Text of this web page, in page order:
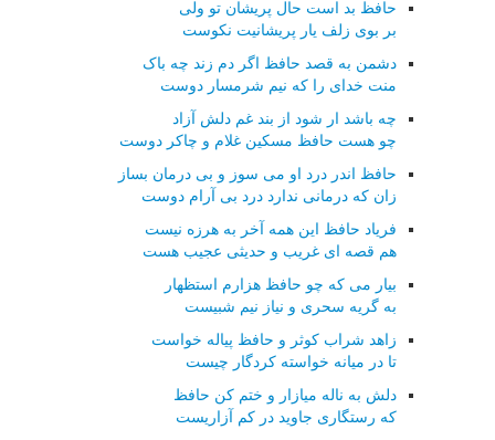
حافظ بد است حال پریشان تو ولی
بر بوی زلف یار پریشانیت نکوست
دشمن به قصد حافظ اگر دم زند چه باک
منت خدای را که نیم شرمسار دوست
چه باشد ار شود از بند غم دلش آزاد
چو هست حافظ مسکین غلام و چاکر دوست
حافظ اندر درد او می سوز و بی درمان بساز
زان که درمانی ندارد درد بی آرام دوست
فریاد حافظ این همه آخر به هرزه نیست
هم قصه ای غریب و حدیثی عجیب هست
بیار می که چو حافظ هزارم استظهار
به گریه سحری و نیاز نیم شبیست
زاهد شراب کوثر و حافظ پیاله خواست
تا در میانه خواسته کردگار چیست
دلش به ناله میازار و ختم کن حافظ
که رستگاری جاوید در کم آزاریست